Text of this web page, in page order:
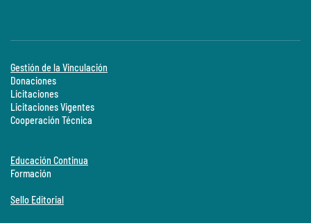
Gestión de la Vinculación
Donaciones
Licitaciones
Licitaciones Vigentes
Cooperación Técnica
Educación Continua
Formación
Sello Editorial